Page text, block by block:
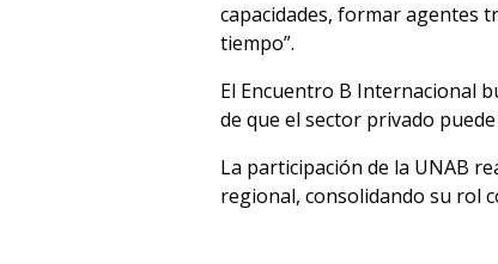
capacidades, formar agentes
tiempo”.
El Encuentro B Internacional
de que el sector privado
La participación de la UNAB
regional, consolidando su rol